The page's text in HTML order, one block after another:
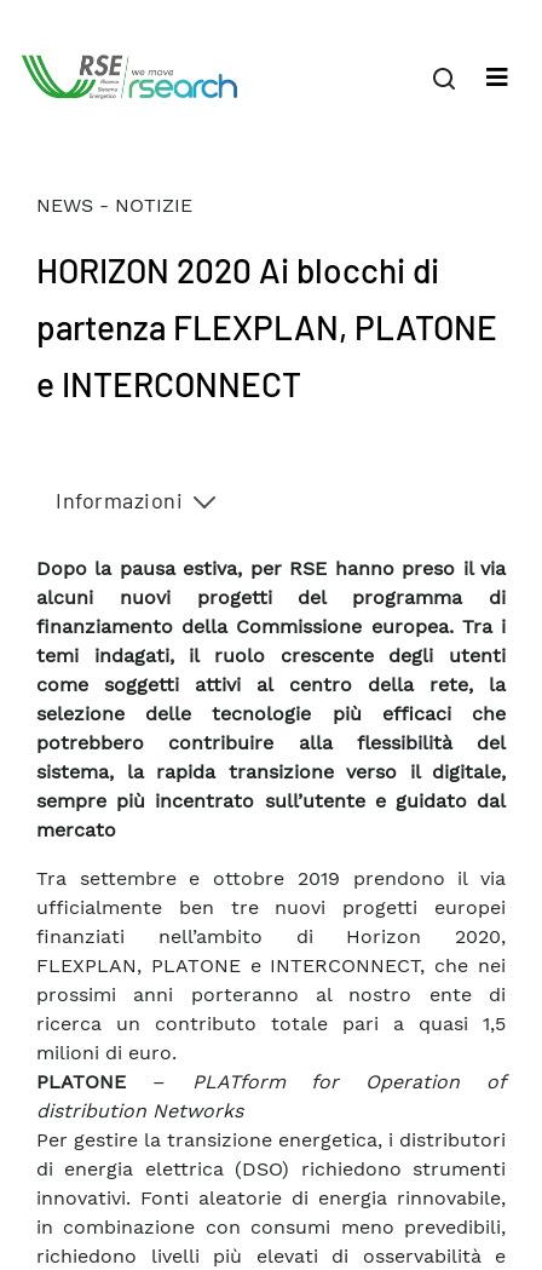
NEWS - NOTIZIE
HORIZON 2020 Ai blocchi di
partenza FLEXPLAN, PLATONE
e INTERCONNECT
Informazioni
Dopo la pausa estiva, per RSE hanno preso il via
alcuni nuovi progetti del programma di
finanziamento della Commissione europea. Tra i
temi indagati, il ruolo crescente degli utenti
come soggetti attivi al centro della rete, la
selezione delle tecnologie più efficaci che
potrebbero contribuire alla flessibilità del
sistema, la rapida transizione verso il digitale,
sempre più incentrato sull’utente e guidato dal
mercato
Tra settembre e ottobre 2019 prendono il via
ufficialmente ben tre nuovi progetti europei
finanziati nell’ambito di Horizon 2020,
FLEXPLAN, PLATONE e INTERCONNECT, che nei
prossimi anni porteranno al nostro ente di
ricerca un contributo totale pari a quasi 1,5
milioni di euro.
PLATONE – PLATform for Operation of
distribution Networks
Per gestire la transizione energetica, i distributori
di energia elettrica (DSO) richiedono strumenti
innovativi. Fonti aleatorie di energia rinnovabile,
in combinazione con consumi meno prevedibili,
richiedono livelli più elevati di osservabilità e